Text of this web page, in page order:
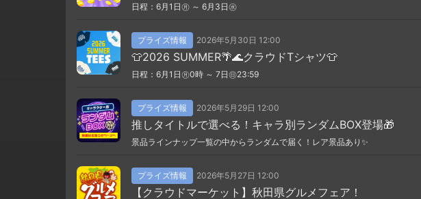
日程：6月1日㊊ ～ 6月3日㊌
プライズ情報 2026年5月30日 12:00
👕2026 SUMMER🌴🌊クラウドTシャツ👕
日程：6月1日㊊0時 ～ 7日㊐23:59
プライズ情報 2026年5月29日 12:00
推しタイトルで選べる！キャラ別ランダムBOX登場🎁
景品ラインナップ一覧の中からランダムで届く！レア景品あり✨
プライズ情報 2026年5月27日 12:00
【クラウドマーケット】秋田県グルメフェア！